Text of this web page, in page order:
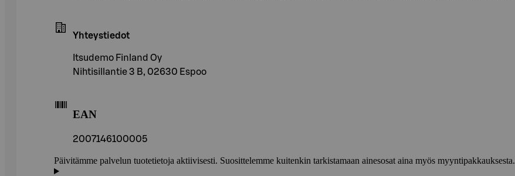
Yhteystiedot
Itsudemo Finland Oy
Nihtisillantie 3 B, 02630 Espoo
EAN
2007146100005
Päivitämme palvelun tuotetietoja aktiivisesti. Suosittelemme kuitenkin tarkistamaan ainesosat aina myös myyntipakkauksesta.